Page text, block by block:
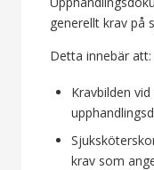
generellt krav på
Detta innebär att:
Kravbilden
krav som